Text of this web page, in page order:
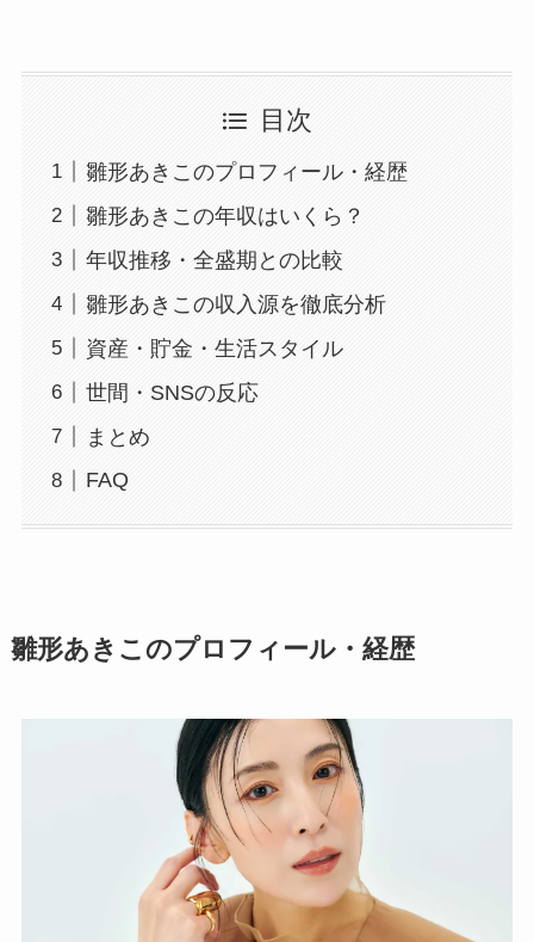
目次
雛形あきこのプロフィール・経歴
雛形あきこの年収はいくら？
年収推移・全盛期との比較
雛形あきこの収入源を徹底分析
資産・貯金・生活スタイル
世間・SNSの反応
まとめ
FAQ
雛形あきこのプロフィール・経歴